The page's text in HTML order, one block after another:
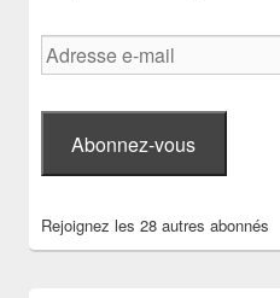
Adresse
e-
Abonnez-vous
Rejoignez les 28 autres abonnés